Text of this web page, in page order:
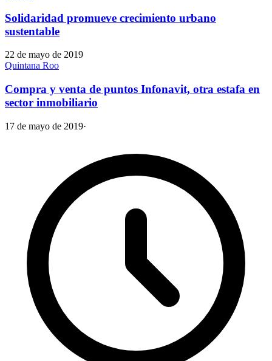
Solidaridad promueve crecimiento urbano
sustentable
22 de mayo de 2019
Quintana Roo
Compra y venta de puntos Infonavit, otra estafa en
sector inmobiliario
17 de mayo de 2019·